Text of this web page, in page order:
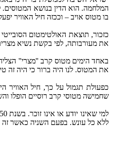
בו מטוס אויב – וככזה חיל האוויר
כזכור, תוצאת האולטימטום
את מעורבותה, לפי בקשת נשיא
באחד הימים מטוס קרב ''מצרי''
את המטוס. לנו היה ברור כי היה זה
כפעולת תגמול על כך, חיל האוויר
שחמישה מטוסי קרב רוסיים הופלו
ללא כל עונש. בפעם השניה כאשר זה